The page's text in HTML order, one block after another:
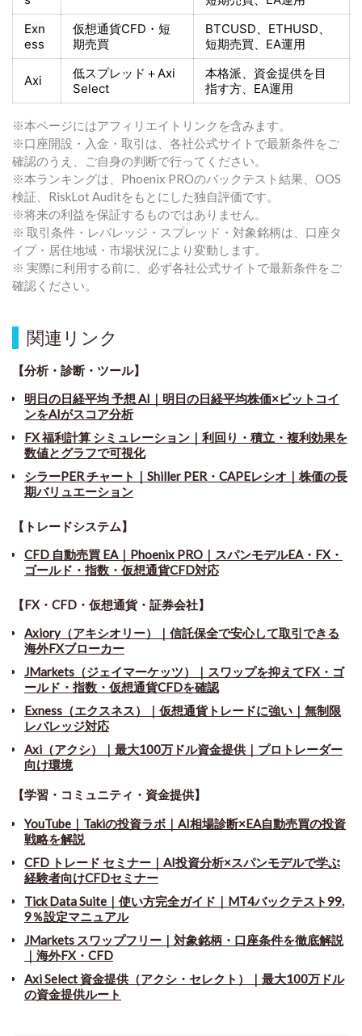
Exn
ess
仮想通貨CFD・短
期売買
BTCUSD、ETHUSD、
短期売買、EA運用
Axi 低スプレッド＋Axi
Select
本格派、資金提供を目
指す方、EA運用
※本ページにはアフィリエイトリンクを含みます。
※口座開設・入金・取引は、各社公式サイトで最新条件をご
確認のうえ、ご自身の判断で行ってください。
※本ランキングは、Phoenix PROのバックテスト結果、OOS
検証、RiskLot Auditをもとにした独自評価です。
※将来の利益を保証するものではありません。
※ 取引条件・レバレッジ・スプレッド・対象銘柄は、口座タ
イプ・居住地域・市場状況により変動します。
※ 実際に利用する前に、必ず各社公式サイトで最新条件をご
確認ください。
関連リンク
【分析・診断・ツール】
明日の日経平均 予想 AI｜明日の日経平均株価×ビットコイ
ンをAIがスコア分析
FX 福利計算 シミュレーション｜利回り・積立・複利効果を
数値とグラフで可視化
シラーPER チャート ｜ Shiller PER・CAPEレシオ｜株価の長
期バリュエーション
【トレードシステム】
CFD 自動売買 EA｜Phoenix PRO｜スパンモデルEA・FX・
ゴールド・指数・仮想通貨CFD対応
【FX・CFD・仮想通貨・証券会社】
Axiory（アキシオリー）｜信託保全で安心して取引できる
海外FXブローカー
JMarkets（ジェイマーケッツ）｜スワップを抑えてFX・ゴ
ールド・指数・仮想通貨CFDを確認
Exness（エクスネス）｜仮想通貨トレードに強い｜無制限
レバレッジ対応
Axi（アクシ）｜最大100万ドル資金提供｜プロトレーダー
向け環境
【学習・コミュニティ・資金提供】
YouTube｜Takiの投資ラボ｜AI相場診断×EA自動売買の投資
戦略を解説
CFD トレード セミナー ｜ AI投資分析×スパンモデルで学ぶ
経験者向けCFDセミナー
Tick Data Suite ｜ 使い方完全ガイド｜MT4バックテスト99.
9％設定マニュアル
JMarkets スワップフリー ｜ 対象銘柄・口座条件を徹底解説
｜海外FX・CFD
Axi Select 資金提供（アクシ・セレクト）｜最大100万ドル
の資金提供ルート